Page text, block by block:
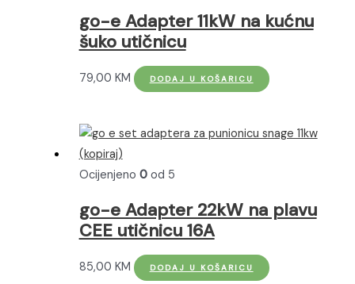
go-e Adapter 11kW na kućnu
šuko utičnicu
79,00 KM DODAJ U KOŠARICU
Ocijenjeno 0od 5
go-e Adapter 22kW na plavu
CEE utičnicu 16A
85,00 KM DODAJ U KOŠARICU